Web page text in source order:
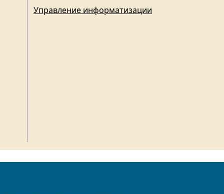
Управление информатизации